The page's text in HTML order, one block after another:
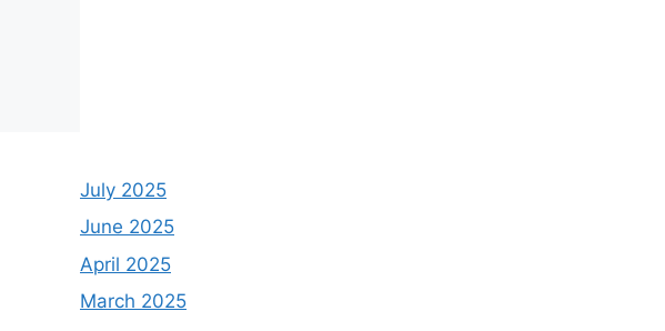
July 2025
June 2025
April 2025
March 2025